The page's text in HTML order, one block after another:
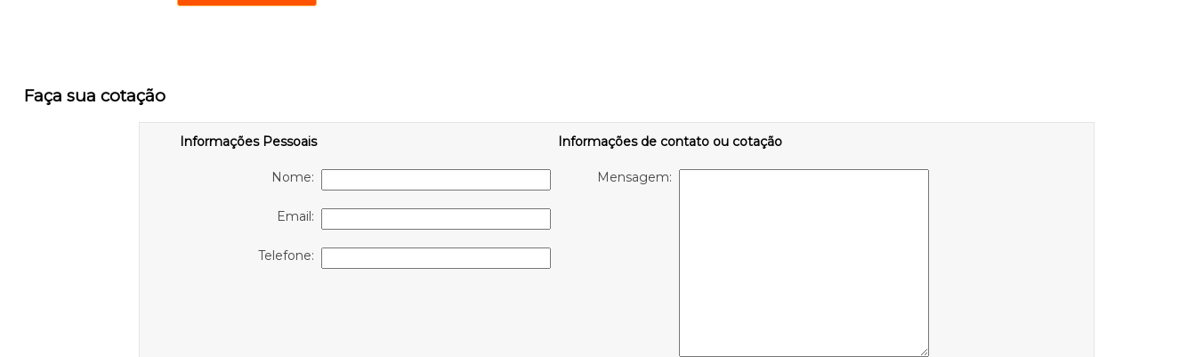
Faça sua cotação
Informações Pessoais
Nome:
Email:
Telefone:
Informações de contato ou cotação
Mensagem: